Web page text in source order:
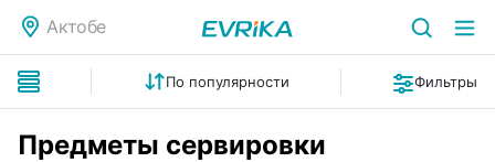
Актобе
По популярности Фильтры
Предметы сервировки